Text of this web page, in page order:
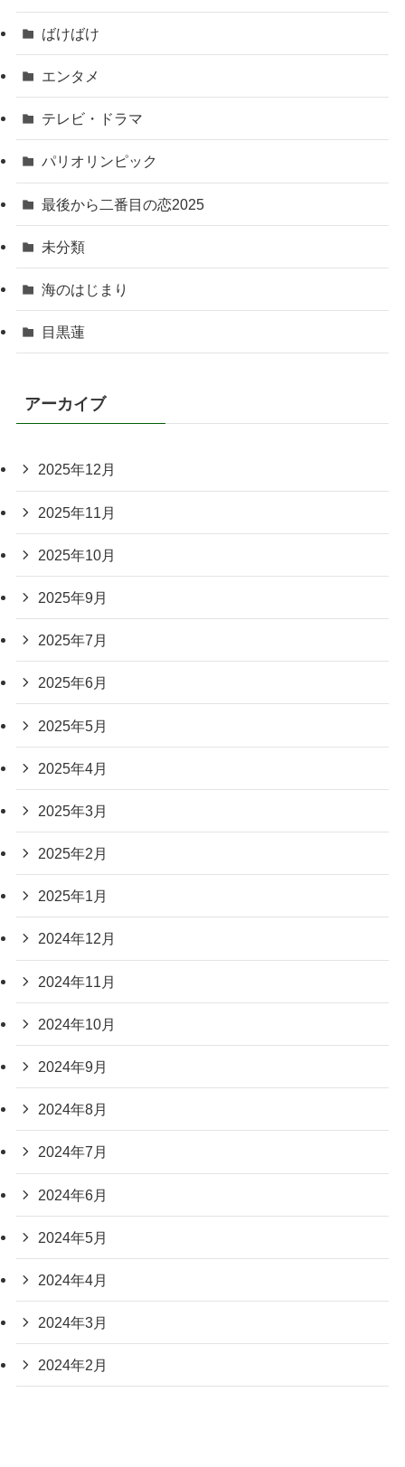
ばけばけ
エンタメ
テレビ・ドラマ
パリオリンピック
最後から二番目の恋2025
未分類
海のはじまり
目黒蓮
アーカイブ
2025年12月
2025年11月
2025年10月
2025年9月
2025年7月
2025年6月
2025年5月
2025年4月
2025年3月
2025年2月
2025年1月
2024年12月
2024年11月
2024年10月
2024年9月
2024年8月
2024年7月
2024年6月
2024年5月
2024年4月
2024年3月
2024年2月